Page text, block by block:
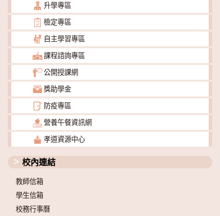
升學專區
檢定專區
自主學習專區
課程諮詢專區
公開授課網
獎助學金
防疫專區
營養午餐資訊網
孝道資源中心
校內連結
教師信箱
學生信箱
校務行事曆